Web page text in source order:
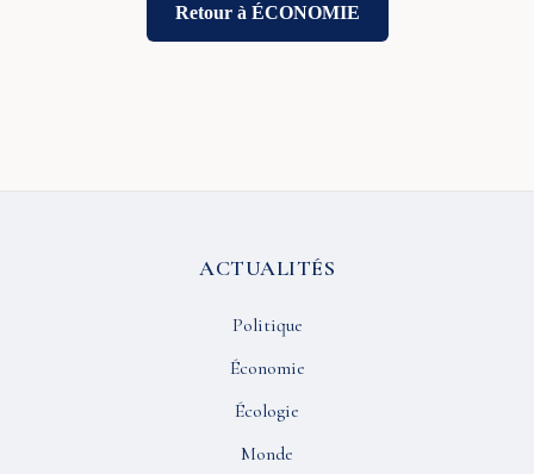
Retour à ÉCONOMIE
ACTUALITÉS
Politique
Économie
Écologie
Monde